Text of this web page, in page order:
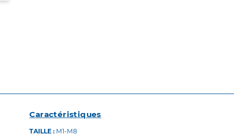
Caractéristiques
TAILLE : M1-M8